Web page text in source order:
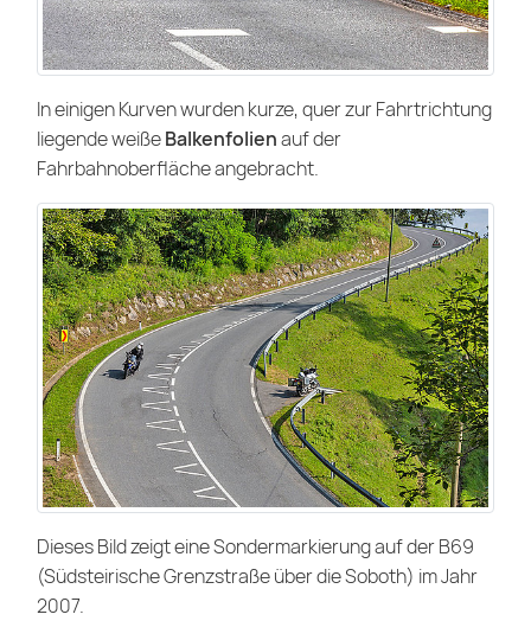
In einigen Kurven wurden kurze, quer zur Fahrtrichtung
liegende weißeBalkenfolienauf der
Fahrbahnoberfläche angebracht.
Dieses Bild zeigt eine Sondermarkierung auf der B69
(Südsteirische Grenzstraße über die Soboth) im Jahr
2007.